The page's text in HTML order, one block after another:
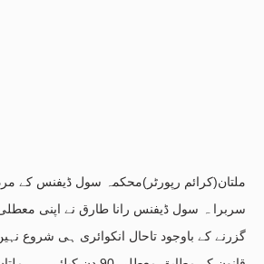
ملتان(کرائم رپورٹر)محکمہ سول ڈیفنس کے
سربرا ہ سول ڈیفنس رانا طارق نے اپنی معطلی
گزرنے کے باوجود تاحال انکوائری ہی شروع